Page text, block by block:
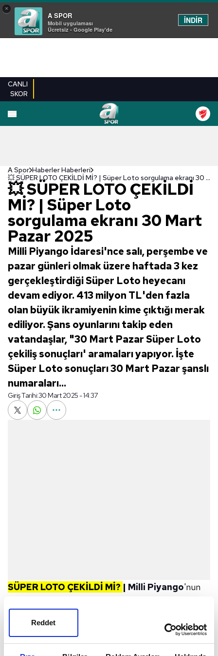
Reddet
×
A SPOR
Mobil uygulaması
Ücretsiz - Google Play'de
İNDİR
CANLI
SKOR
A Spor Haberler Haberleri
💥 SÜPER LOTO ÇEKİLDİ Mİ? | Süper Loto sorgulama ekranı 30 Mart Pazar 2025
💥 SÜPER LOTO ÇEKİLDİ
Mİ? | Süper Loto
sorgulama ekranı 30 Mart
Pazar 2025
Milli Piyango İdaresi'nce salı, perşembe ve
pazar günleri olmak üzere haftada 3 kez
gerçekleştirdiği Süper Loto heyecanı
devam ediyor. 413 milyon TL'den fazla
olan büyük ikramiyenin kime çıktığı merak
ediliyor. Şans oyunlarını takip eden
vatandaşlar, "30 Mart Pazar Süper Loto
çekiliş sonuçları' aramaları yapıyor. İşte
Süper Loto sonuçları 30 Mart Pazar şanslı
numaraları...
Giriş Tarihi:30 Mart 2025 - 14:37
SÜPER LOTO ÇEKİLDİ Mİ? | Milli Piyango'nun
Loto çekildi mi? 30 Mart Pazar çekiliş sonuçları'
araması yapıyor. Süper Loto çekilişleri salı,